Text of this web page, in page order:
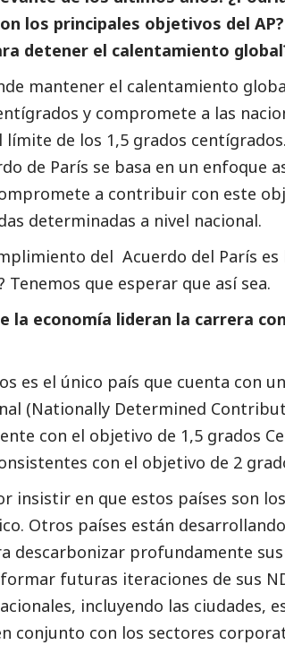
los principales objetivos del
detener el calentamiento
mantener el calentamiento
y compromete a las
de los 1,5 grados
de París se basa en un enfoque
a contribuir con este
determinadas a nivel nacional.
del Acuerdo del París es
Tenemos que esperar que así sea.
la economía lideran la carrera
es el único país que cuenta con
(Nationally Determined
con el objetivo de 1,5 grados
con el objetivo de 2
insistir en que estos países son
Otros países están
descarbonizar profundamente
futuras iteraciones de sus
incluyendo las ciudades,
conjunto con los sectores